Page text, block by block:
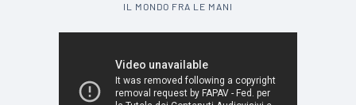
IL MONDO FRA LE MANI